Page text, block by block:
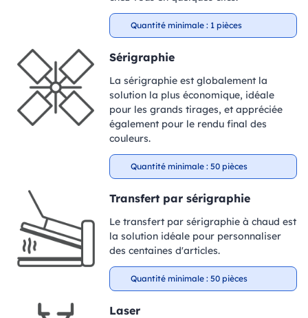
Quantité minimale : 1 pièces
Sérigraphie
La sérigraphie est globalement la
solution la plus économique, idéale
pour les grands tirages, et appréciée
également pour le rendu final des
couleurs.
Quantité minimale : 50 pièces
Transfert par sérigraphie
Le transfert par sérigraphie à chaud est
la solution idéale pour personnaliser
des centaines d'articles.
Quantité minimale : 50 pièces
Laser